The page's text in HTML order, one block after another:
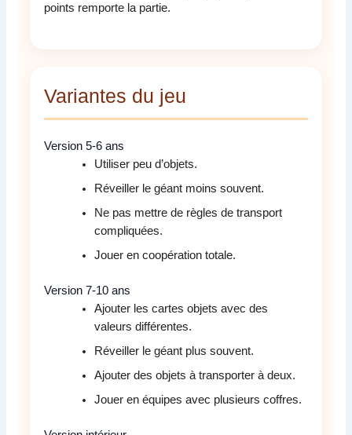
points remporte la partie.
Variantes du jeu
Version 5-6 ans
Utiliser peu d’objets.
Réveiller le géant moins souvent.
Ne pas mettre de règles de transport
compliquées.
Jouer en coopération totale.
Version 7-10 ans
Ajouter les cartes objets avec des
valeurs différentes.
Réveiller le géant plus souvent.
Ajouter des objets à transporter à deux.
Jouer en équipes avec plusieurs coffres.